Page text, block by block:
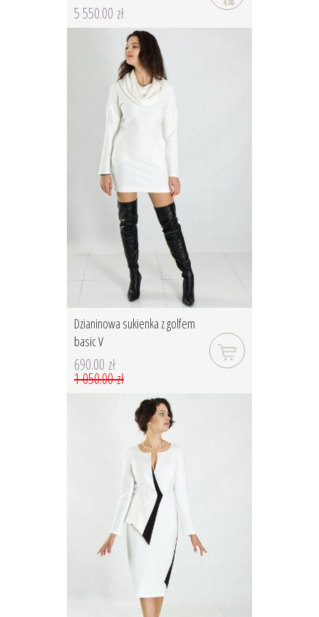
5 550.00 zł
Dzianinowa sukienka z golfem
basic V
690.00 zł
1 050.00 zł